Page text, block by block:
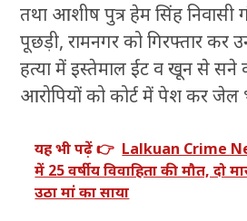
तथा आशीष पुत्र हेम सिंह निवासी
पूछड़ी, रामनगर को गिरफ्तार कर
हत्या में इस्तेमाल ईट व खून से सने
आरोपियों को कोर्ट में पेश कर जेल
यह भी पढ़ें 👉 Lalkuan Crime
में 25 वर्षीय विवाहिता की मौत, दो
उठा मां का साया